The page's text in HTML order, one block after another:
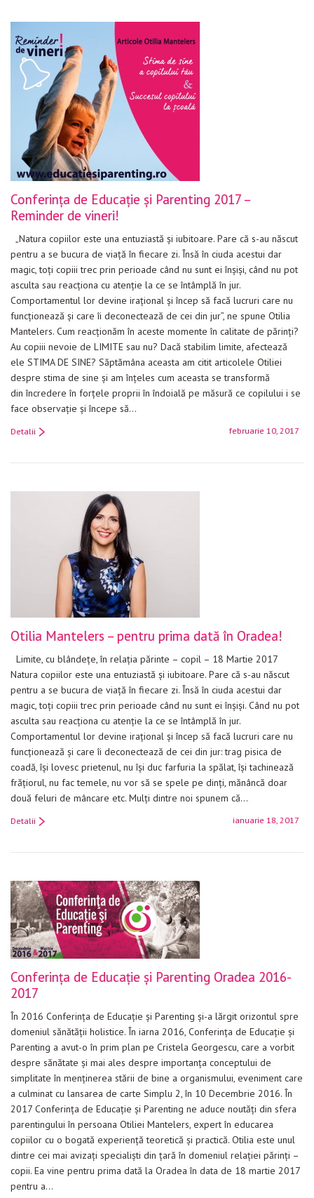
Conferința de Educație și Parenting 2017 –
Reminder de vineri!
„Natura copiilor este una entuziastă și iubitoare. Pare că s-au născut
pentru a se bucura de viață în fiecare zi. Însă în ciuda acestui dar
magic, toți copiii trec prin perioade când nu sunt ei înșiși, când nu pot
asculta sau reacționa cu atenție la ce se întâmplă în jur.
Comportamentul lor devine irațional și încep să facă lucruri care nu
funcționează și care îi deconectează de cei din jur”, ne spune Otilia
Mantelers. Cum reacționăm în aceste momente în calitate de părinți?
Au copiii nevoie de LIMITE sau nu? Dacă stabilim limite, afectează
ele STIMA DE SINE? Săptămâna aceasta am citit articolele Otiliei
despre stima de sine și am înțeles cum aceasta se transformă
din încredere în forțele proprii în îndoială pe măsură ce copilului i se
face observație și începe să…
februarie 10, 2017
Detalii
Otilia Mantelers – pentru prima dată în Oradea!
Limite, cu blândeţe, în relaţia părinte – copil – 18 Martie 2017
Natura copiilor este una entuziastă și iubitoare. Pare că s-au născut
pentru a se bucura de viață în fiecare zi. Însă în ciuda acestui dar
magic, toți copiii trec prin perioade când nu sunt ei înșiși. Când nu pot
asculta sau reacționa cu atenție la ce se întâmplă în jur.
Comportamentul lor devine irațional și încep să facă lucruri care nu
funcționează și care îi deconectează de cei din jur: trag pisica de
coadă, își lovesc prietenul, nu își duc farfuria la spălat, își tachinează
frățiorul, nu fac temele, nu vor să se spele pe dinți, mănâncă doar
două feluri de mâncare etc. Mulți dintre noi spunem că…
ianuarie 18, 2017
Detalii
Conferința de Educație și Parenting Oradea 2016-
2017
În 2016 Conferința de Educație și Parenting și-a lărgit orizontul spre
domeniul sănătății holistice. În iarna 2016, Conferința de Educație și
Parenting a avut-o în prim plan pe Cristela Georgescu, care a vorbit
despre sănătate și mai ales despre importanța conceptului de
simplitate în menținerea stării de bine a organismului, eveniment care
a culminat cu lansarea de carte Simplu 2, în 10 Decembrie 2016. În
2017 Conferința de Educație și Parenting ne aduce noutăți din sfera
parentingului în persoana Otiliei Mantelers, expert în educarea
copiilor cu o bogată experiență teoretică și practică. Otilia este unul
dintre cei mai avizați specialiști din țară în domeniul relaţiei părinți –
copii. Ea vine pentru prima dată la Oradea în data de 18 martie 2017
pentru a…